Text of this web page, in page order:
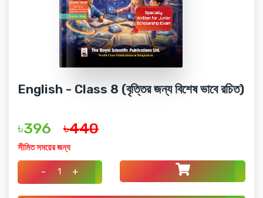
English - Class 8 (বৃত্তির জন্য বিশেষ ভাবে রচিত)
৳396 ৳440
সীমিত সময়ের জন্য
- +